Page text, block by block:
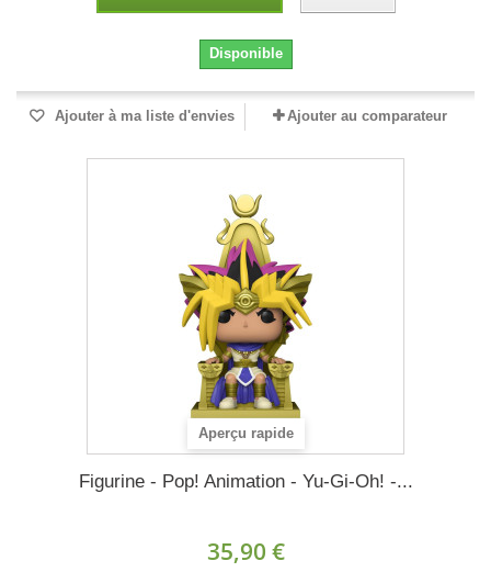
Disponible
Ajouter à ma liste d'envies Ajouter au comparateur
Aperçu rapide
Figurine - Pop! Animation - Yu-Gi-Oh! -...
35,90 €